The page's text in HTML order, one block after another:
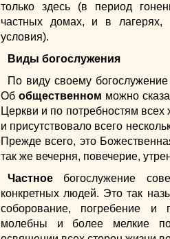
только здесь (в период
частных домах, и в
условия).
Виды богослужения
По виду своему
Об общественном можно
Церкви и по потребностям
и присутствовало всего
Прежде всего, это
так же вечерня, повечерие,
Частное богослужение
конкретных людей. Это так
соборование, погребение и
молебны и более мелкие